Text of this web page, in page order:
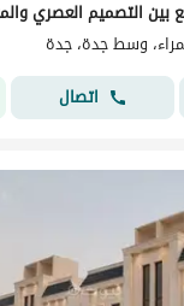
وسط جدة، جدة
اتصال